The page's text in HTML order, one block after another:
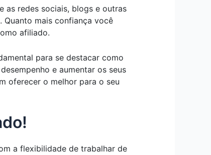
as redes sociais, blogs e outras
mais confiança você
afiliado.
para se destacar como
e aumentar os seus
oferecer o melhor para o seu
a flexibilidade de trabalhar de